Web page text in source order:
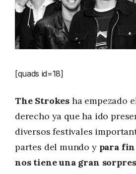
[quads id=18]
The Strokes ha empezado
derecho ya que ha ido
diversos festivales
partes del mundo ypara fin
nos tiene una gran